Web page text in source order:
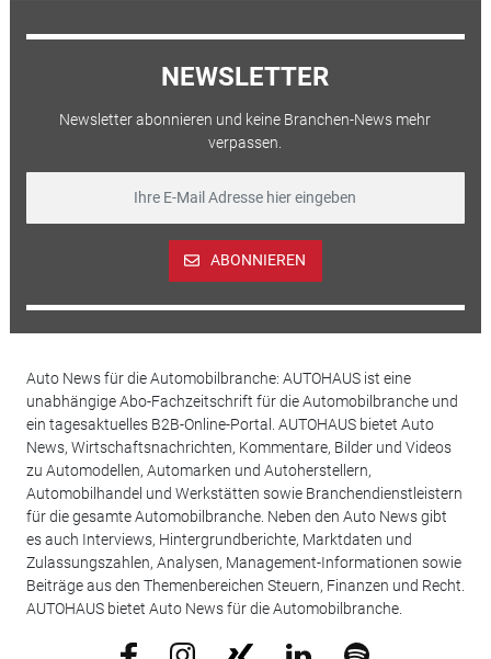
NEWSLETTER
Newsletter abonnieren und keine Branchen-News mehr
verpassen.
ABONNIEREN
Auto News für die Automobilbranche: AUTOHAUS ist eine
unabhängige Abo-Fachzeitschrift für die Automobilbranche und
ein tagesaktuelles B2B-Online-Portal. AUTOHAUS bietet Auto
News, Wirtschaftsnachrichten, Kommentare, Bilder und Videos
zu Automodellen, Automarken und Autoherstellern,
Automobilhandel und Werkstätten sowie Branchendienstleistern
für die gesamte Automobilbranche. Neben den Auto News gibt
es auch Interviews, Hintergrundberichte, Marktdaten und
Zulassungszahlen, Analysen, Management-Informationen sowie
Beiträge aus den Themenbereichen Steuern, Finanzen und Recht.
AUTOHAUS bietet Auto News für die Automobilbranche.